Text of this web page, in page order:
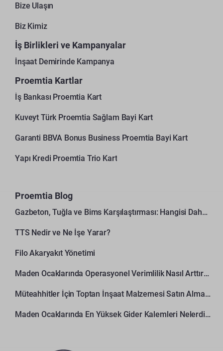
Bize Ulaşın
Biz Kimiz
İş Birlikleri ve Kampanyalar
İnşaat Demirinde Kampanya
Proemtia Kartlar
İş Bankası Proemtia Kart
Kuveyt Türk Proemtia Sağlam Bayi Kart
Garanti BBVA Bonus Business Proemtia Bayi Kart
Yapı Kredi Proemtia Trio Kart
Proemtia Blog
Gazbeton, Tuğla ve Bims Karşılaştırması: Hangisi Daha Avantajlı?
TTS Nedir ve Ne İşe Yarar?
Filo Akaryakıt Yönetimi
Maden Ocaklarında Operasyonel Verimlilik Nasıl Arttırılır?
Müteahhitler İçin Toptan İnşaat Malzemesi Satın Alma Rehberi
Maden Ocaklarında En Yüksek Gider Kalemleri Nelerdir?